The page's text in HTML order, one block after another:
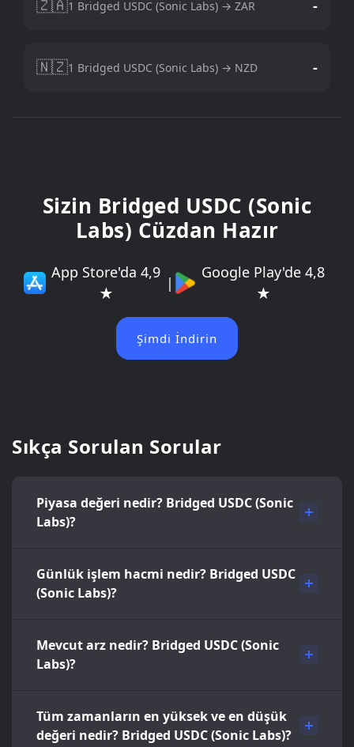
🇿🇦1 Bridged USDC (Sonic Labs) → ZAR -
🇳🇿1 Bridged USDC (Sonic Labs) → NZD -
Sizin Bridged USDC (Sonic
Labs) Cüzdan Hazır
App Store'da 4,9
★
|
Google Play'de 4,8
★
Şimdi İndirin
Sıkça Sorulan Sorular
Piyasa değeri nedir? Bridged USDC (Sonic
Labs)?
Günlük işlem hacmi nedir? Bridged USDC
(Sonic Labs)?
Mevcut arz nedir? Bridged USDC (Sonic
Labs)?
Tüm zamanların en yüksek ve en düşük
değeri nedir? Bridged USDC (Sonic Labs)?